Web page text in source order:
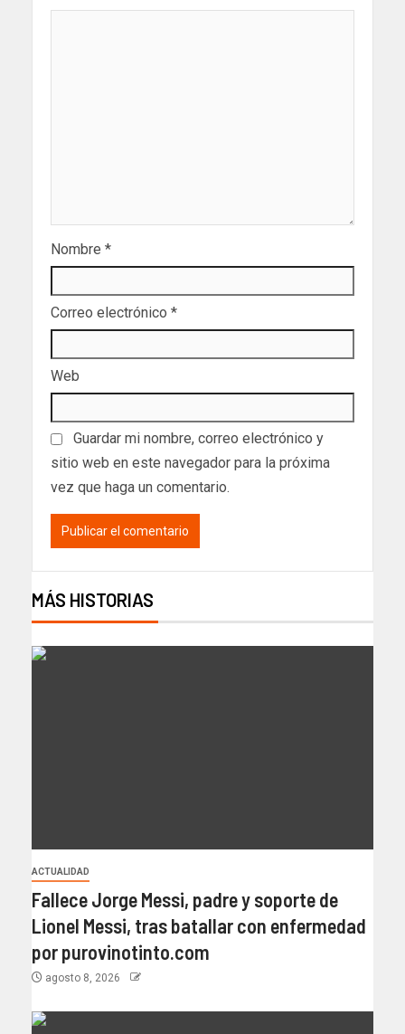
Nombre *
Correo electrónico *
Web
Guardar mi nombre, correo electrónico y
sitio web en este navegador para la próxima
vez que haga un comentario.
MÁS HISTORIAS
ACTUALIDAD
Fallece Jorge Messi, padre y soporte de
Lionel Messi, tras batallar con enfermedad
por purovinotinto.com
agosto 8, 2026